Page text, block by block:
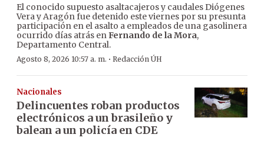
El conocido supuesto asaltacajeros y caudales Diógenes
Vera y Aragón fue detenido este viernes por su presunta
participación en el asalto a empleados de una gasolinera
ocurrido días atrás enFernando de la Mora,
Departamento Central.
Agosto 8, 2026 10:57 a. m. · Redacción ÚH
Nacionales
Delincuentes roban productos
electrónicos a un brasileño y
balean a un policía en CDE